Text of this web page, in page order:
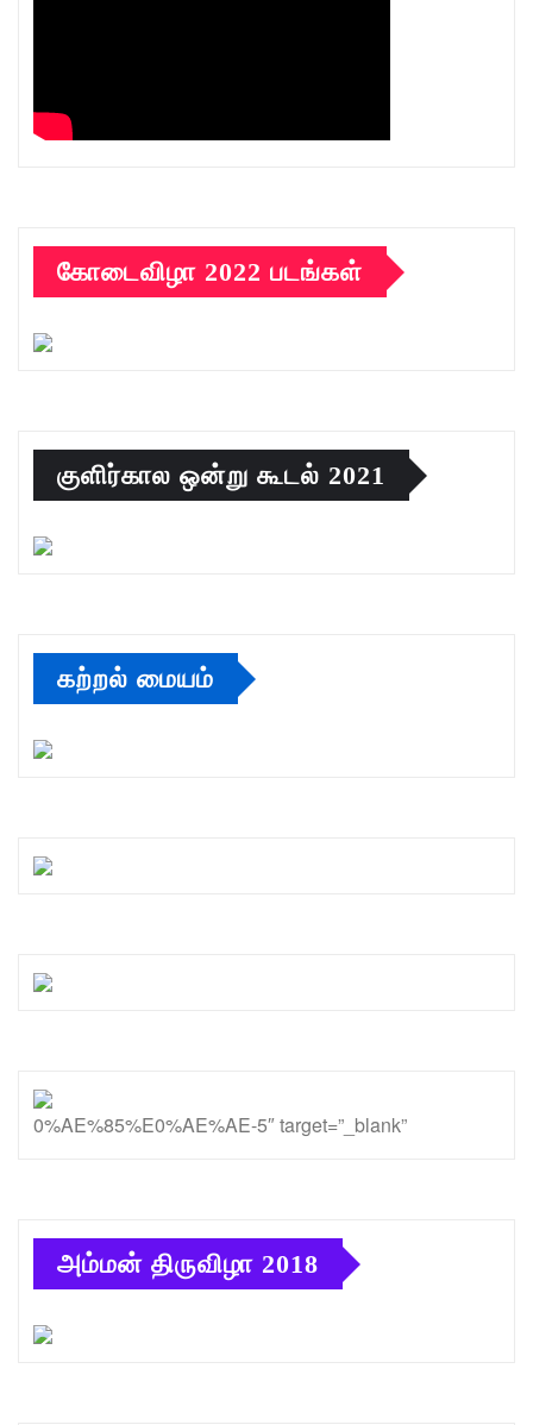
கோடைவிழா 2022 படங்கள்
குளிர்கால ஒன்று கூடல் 2021
கற்றல் மையம்
0%AE%85%E0%AE%AE-5″ target=”_blank”
அம்மன் திருவிழா 2018